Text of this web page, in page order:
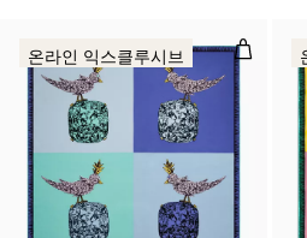
Tiffany
온라인 익스클루시브